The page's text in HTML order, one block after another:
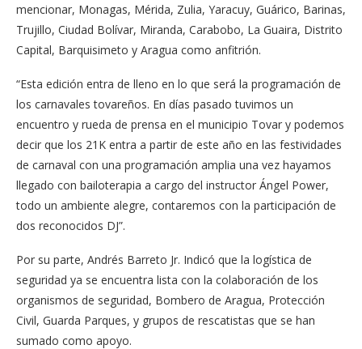
mencionar, Monagas, Mérida, Zulia, Yaracuy, Guárico, Barinas,
Trujillo, Ciudad Bolívar, Miranda, Carabobo, La Guaira, Distrito
Capital, Barquisimeto y Aragua como anfitrión.
“Esta edición entra de lleno en lo que será la programación de
los carnavales tovareños. En días pasado tuvimos un
encuentro y rueda de prensa en el municipio Tovar y podemos
decir que los 21K entra a partir de este año en las festividades
de carnaval con una programación amplia una vez hayamos
llegado con bailoterapia a cargo del instructor Ángel Power,
todo un ambiente alegre, contaremos con la participación de
dos reconocidos DJ”.
Por su parte, Andrés Barreto Jr. Indicó que la logística de
seguridad ya se encuentra lista con la colaboración de los
organismos de seguridad, Bombero de Aragua, Protección
Civil, Guarda Parques, y grupos de rescatistas que se han
sumado como apoyo.